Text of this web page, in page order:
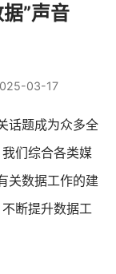
”声音
03-17
题成为众多全
们综合各类媒
关数据工作的建
断提升数据工